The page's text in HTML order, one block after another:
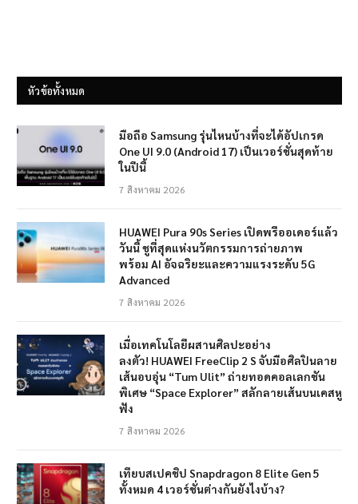
หัวข้อทั้งหมด
มือถือ Samsung รุ่นไหนบ้างที่จะได้อัปเกรด
One UI 9.0 (Android 17) เป็นเวอร์ชั่นสุดท้าย
ในปีนี้
7 สิงหาคม 2026
HUAWEI Pura 90s Series เปิดพรีออเดอร์แล้ว
วันนี้ ชูที่สุดแห่งนวัตกรรมการถ่ายภาพ
พร้อม AI อัจฉริยะและความแรงระดับ 5G
Advanced
7 สิงหาคม 2026
เมื่อเทคโนโลยีผสานศิลปะอย่าง
ลงตัว! HUAWEI FreeClip 2 S จับมือศิลปินลาย
เส้นอบอุ่น “Tum Ulit” ถ่ายทอดคอลเลกชัน
พิเศษ “Space Explorer” สลักลายเส้นบนเคสหู
ฟัง
7 สิงหาคม 2026
เทียบสเปคชิป Snapdragon 8 Elite Gen 5
ทั้งหมด 4 เวอร์ชั่นต่างกันยังไงบ้าง?